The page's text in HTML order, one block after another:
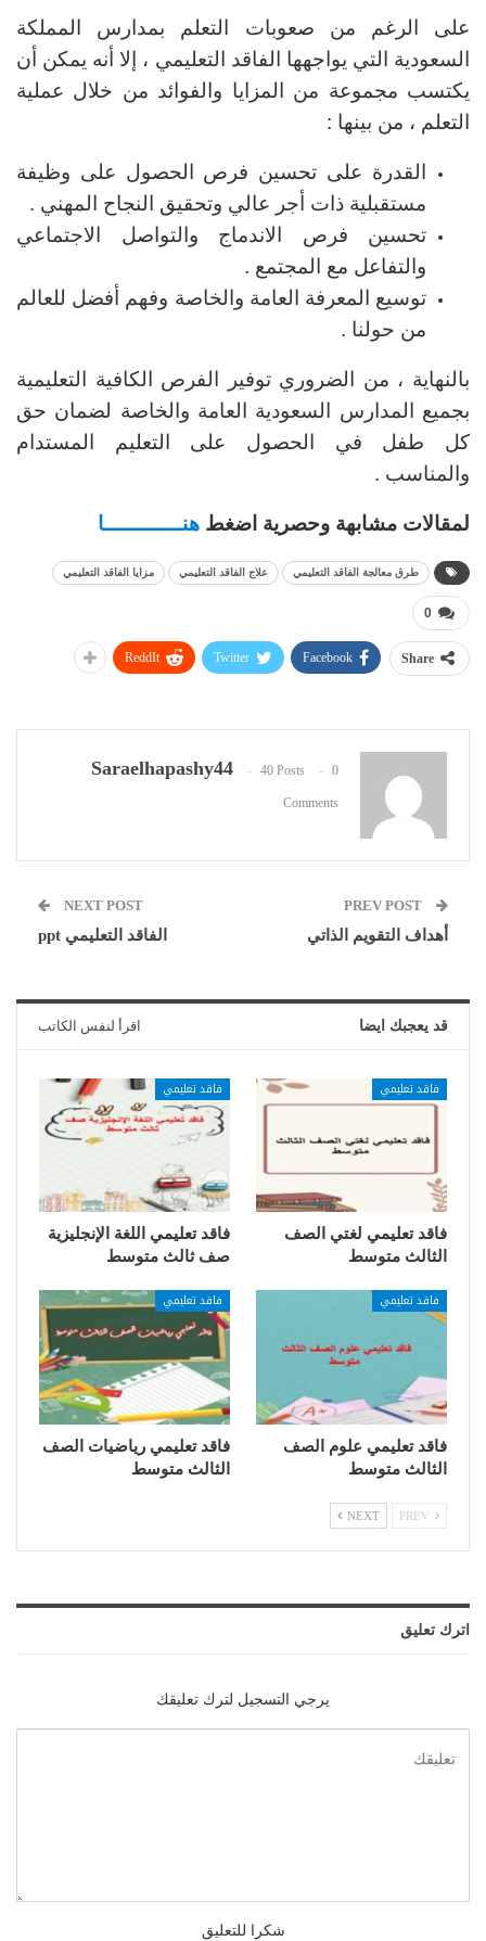
على الرغم من صعوبات التعلم بمدارس المملكة
السعودية التي يواجهها الفاقد التعليمي ، إلا أنه يمكن أن
يكتسب مجموعة من المزايا والفوائد من خلال عملية
التعلم ، من بينها :
القدرة على تحسين فرص الحصول على وظيفة
مستقبلية ذات أجر عالي وتحقيق النجاح المهني .
تحسين فرص الاندماج والتواصل الاجتماعي
والتفاعل مع المجتمع .
توسيع المعرفة العامة والخاصة وفهم أفضل للعالم
من حولنا .
بالنهاية ، من الضروري توفير الفرص الكافية التعليمية
بجميع المدارس السعودية العامة والخاصة لضمان حق
كل طفل في الحصول على التعليم المستدام
والمناسب .
لمقالات مشابهة وحصرية اضغط هنــــــــــــا
طرق معالجة الفاقد التعليمي علاج الفاقد التعليمي مزايا الفاقد التعليمي
0
Share
Facebook
Twitter
ReddIt
Saraelhapashy44 40 Posts 0
Comments
أهداف التقويم الذاتي
NEXT POST
الفاقد التعليمي ppt
قد يعجبك ايضا اقرأ لنفس الكاتب
فاقد تعليمي
فاقد تعليمي لغتي الصف
الثالث متوسط
فاقد تعليمي
فاقد تعليمي اللغة الإنجليزية
صف ثالث متوسط
فاقد تعليمي
فاقد تعليمي علوم الصف
الثالث متوسط
فاقد تعليمي
فاقد تعليمي رياضيات الصف
الثالث متوسط
NEXT
اترك تعليق
يرجي التسجيل لترك تعليقك
شكرا للتعليق